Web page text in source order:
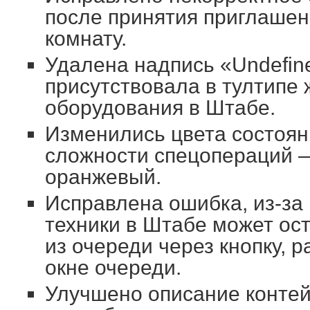
после принятия
комнату.
Удалена надпись
присутствовала в
оборудования в Штабе.
Изменились цвета
сложности спецопераций
оранжевый.
Исправлена ошибка, из-
техники в Штабе может
из очереди через кнопку,
окне очереди.
Улучшено описание